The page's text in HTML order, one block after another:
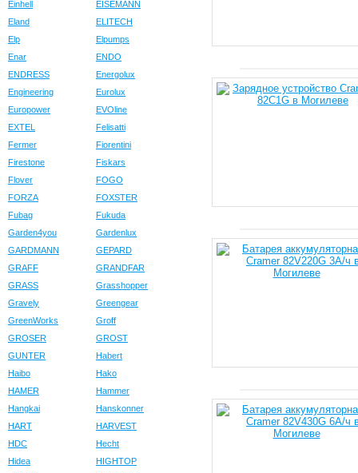
Einhell
EISEMANN
Eland
ELITECH
Elp
Elpumps
Enar
ENDO
ENDRESS
Energolux
Engineering
Eurolux
Europower
EVOline
EXTEL
Felisatti
Fermer
Fiorentini
Firestone
Fiskars
Flover
FOGO
FORZA
FOXSTER
Fubag
Fukuda
Garden4you
Gardenlux
GARDMANN
GEPARD
GRAFF
GRANDFAR
GRASS
Grasshopper
Gravely
Greengear
GreenWorks
Groff
GROSER
GROST
GUNTER
Habert
Haibo
Hako
HAMER
Hammer
Hangkai
Hanskonner
HART
HARVEST
HDC
Hecht
Hidea
HIGHTOP